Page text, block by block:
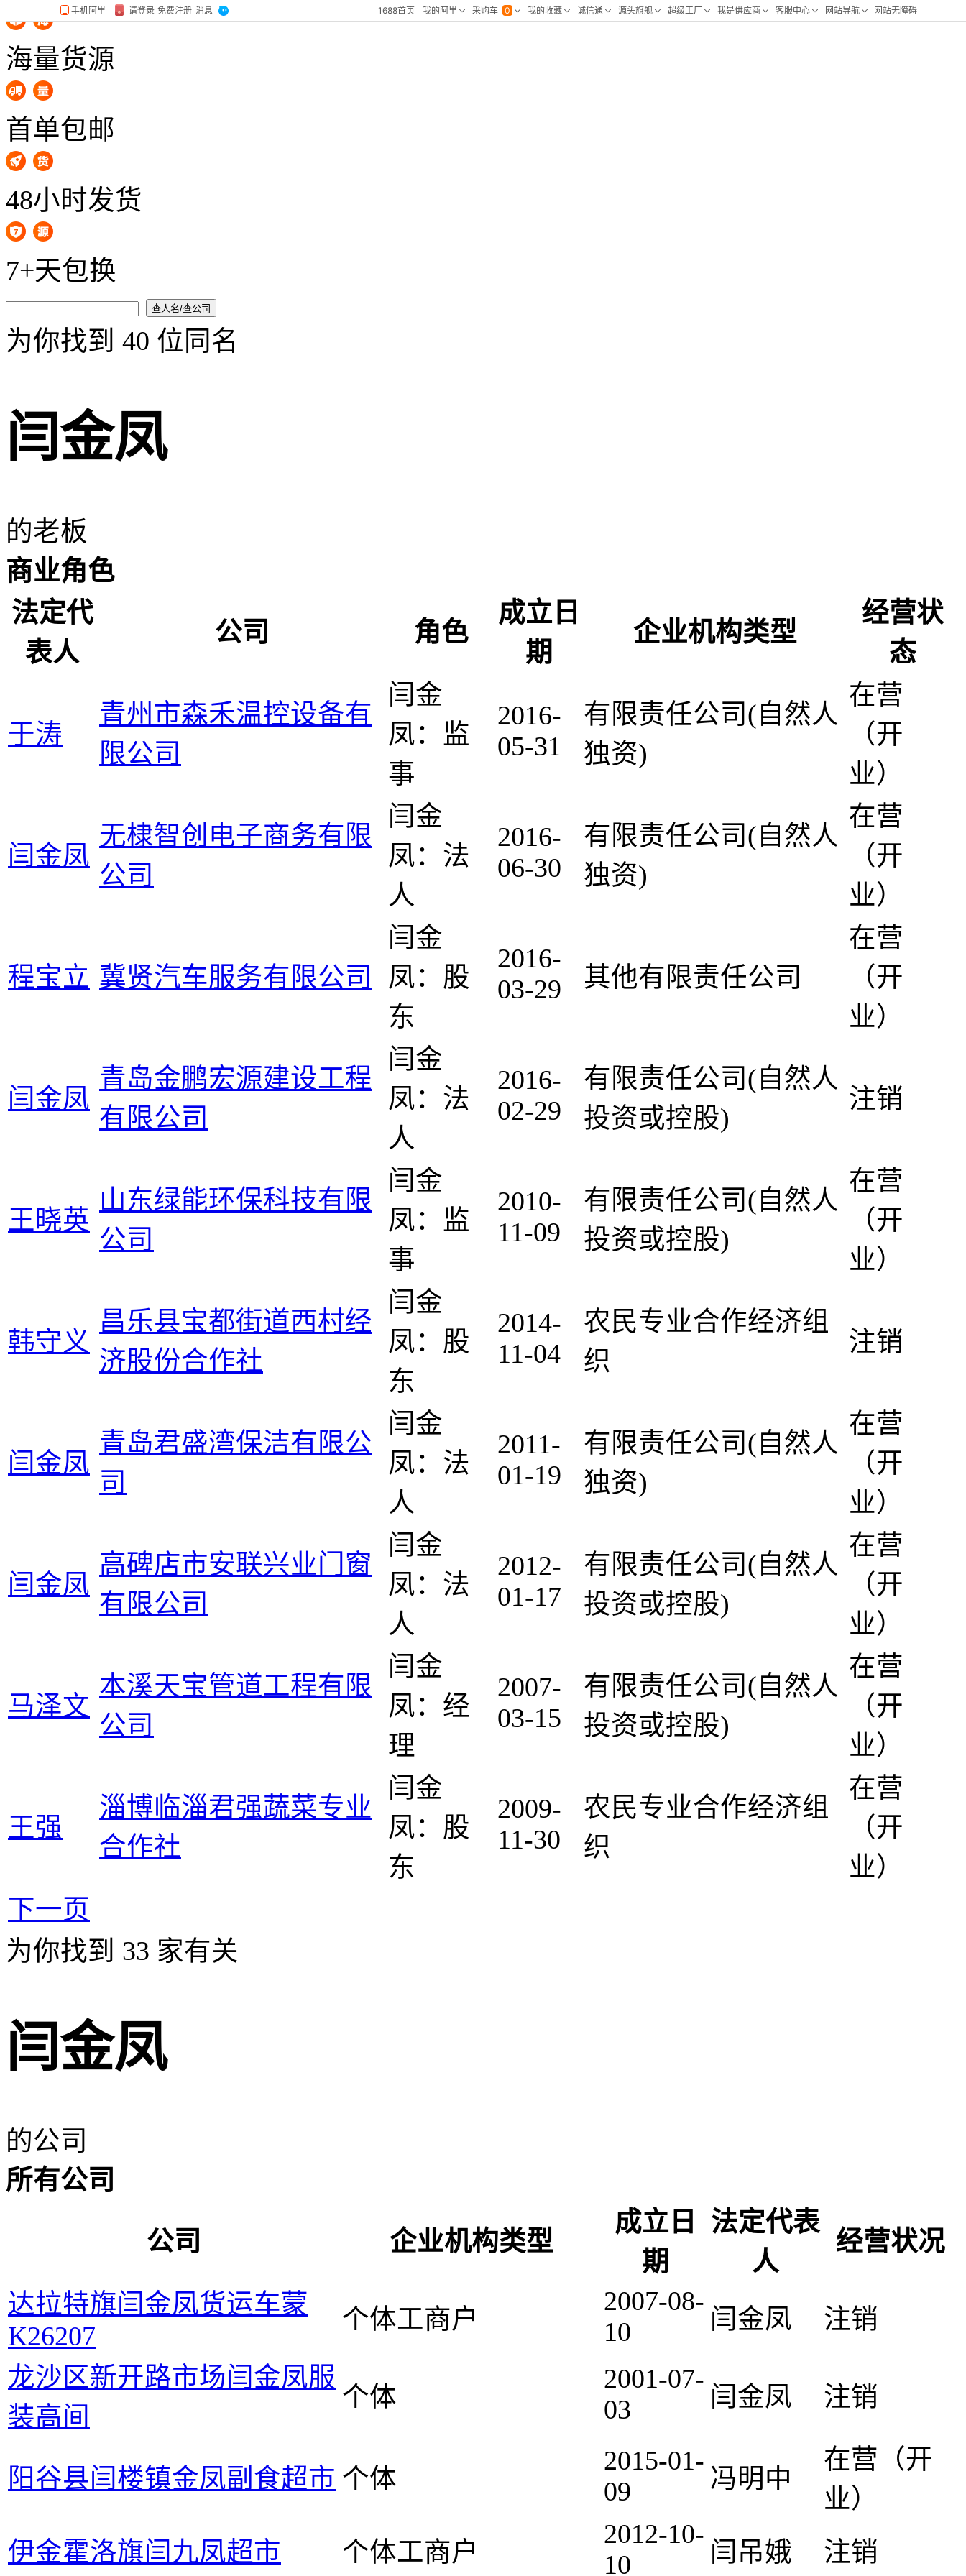
海量货源
首单包邮
48小时发货
7+天包换
查人名/查公司
为你找到 40 位同名
闫金凤
的老板
商业角色
法定代
表人
公司 角色
成立日
期
企业机构类型
经营状
态
于涛
青州市森禾温控设备有
限公司
闫金
凤：监
事
2016-
05-31
有限责任公司(自然人
独资)
在营
（开
业）
闫金凤
无棣智创电子商务有限
公司
闫金
凤：法
人
2016-
06-30
有限责任公司(自然人
独资)
在营
（开
业）
程宝立 冀贤汽车服务有限公司
闫金
凤：股
东
2016-
03-29
其他有限责任公司
在营
（开
业）
闫金凤
青岛金鹏宏源建设工程
有限公司
闫金
凤：法
人
2016-
02-29
有限责任公司(自然人
投资或控股)
注销
王晓英
山东绿能环保科技有限
公司
闫金
凤：监
事
2010-
11-09
有限责任公司(自然人
投资或控股)
在营
（开
业）
韩守义
昌乐县宝都街道西村经
济股份合作社
闫金
凤：股
东
2014-
11-04
农民专业合作经济组
织
注销
闫金凤
青岛君盛湾保洁有限公
司
闫金
凤：法
人
2011-
01-19
有限责任公司(自然人
独资)
在营
（开
业）
闫金凤
高碑店市安联兴业门窗
有限公司
闫金
凤：法
人
2012-
01-17
有限责任公司(自然人
投资或控股)
在营
（开
业）
马泽文
本溪天宝管道工程有限
公司
闫金
凤：经
理
2007-
03-15
有限责任公司(自然人
投资或控股)
在营
（开
业）
王强
淄博临淄君强蔬菜专业
合作社
闫金
凤：股
东
2009-
11-30
农民专业合作经济组
织
在营
（开
业）
下一页
为你找到 33 家有关
闫金凤
的公司
所有公司
公司 企业机构类型
成立日
期
法定代表
人
经营状况
达拉特旗闫金凤货运车蒙
K26207
个体工商户
2007-08-
10
闫金凤
注销
龙沙区新开路市场闫金凤服
装高间
个体
2001-07-
03
闫金凤 注销
阳谷县闫楼镇金凤副食超市 个体
2015-01-
09
冯明中
在营（开
业）
伊金霍洛旗闫九凤超市
个体工商户
2012-10-
10
闫吊娥 注销